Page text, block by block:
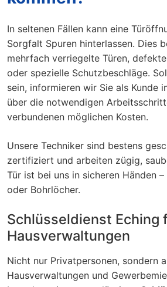
In seltenen Fällen kann eine
Sorgfalt Spuren hinterlassen. Dies
mehrfach verriegelte Türen,
oder spezielle Schutzbeschläge.
sein, informieren wir Sie als Kunde
über die notwendigen
verbundenen möglichen Kosten.
Unsere Techniker sind bestens
zertifiziert und arbeiten zügig,
Tür ist bei uns in sicheren Händen
oder Bohrlöcher.
Schlüsseldienst Eching
Hausverwaltungen
Nicht nur Privatpersonen, sondern
Hausverwaltungen und